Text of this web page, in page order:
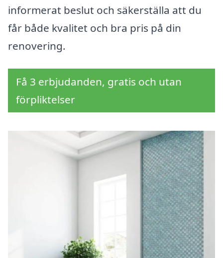
informerat beslut och säkerställa att du
får både kvalitet och bra pris på din
renovering.
Få 3 erbjudanden, gratis och utan
förpliktelser